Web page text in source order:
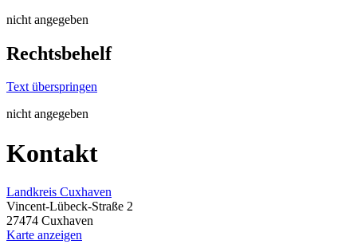
nicht angegeben
Rechtsbehelf
Text überspringen
nicht angegeben
Kontakt
Landkreis Cuxhaven
Vincent-Lübeck-Straße 2
27474 Cuxhaven
Karte anzeigen